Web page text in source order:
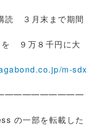
３月末まで期間
９万８千円に大
m-sdx
の一部を転載した